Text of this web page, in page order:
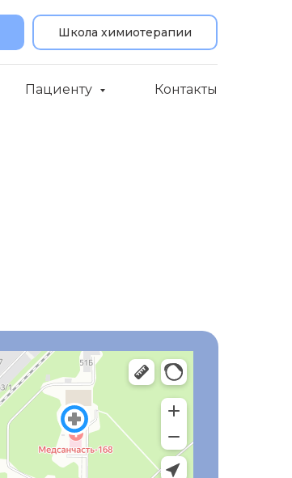
Школа химиотерапии
Пациенту Контакты